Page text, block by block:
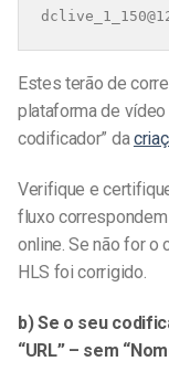
Estes terão de
plataforma de vídeo
codificador” da
Verifique e
fluxo
online. Se não for o
HLS foi corrigido.
b) Se o seu
“URL” – sem